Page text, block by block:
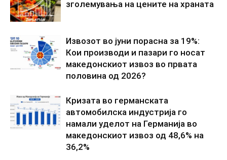
зголемувања на цените на храната
Извозот во јуни порасна за 19%:
Кои производи и пазари го носат
македонскиот извоз во првата
половина од 2026?
Кризата во германската
автомобилска индустрија го
намали уделот на Германија во
македонскиот извоз од 48,6% на
36,2%